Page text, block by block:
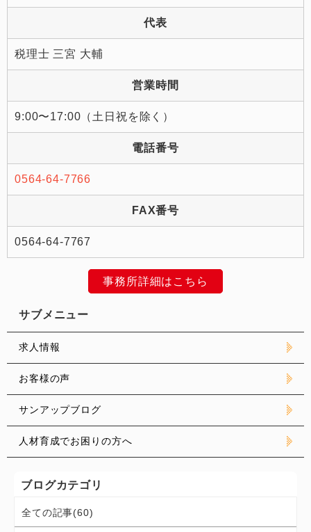
代表
税理士 三宮 大輔
営業時間
9:00〜17:00（土日祝を除く）
電話番号
0564-64-7766
FAX番号
0564-64-7767
事務所詳細はこちら
サブメニュー
求人情報
お客様の声
サンアップブログ
人材育成でお困りの方へ
ブログカテゴリ
全ての記事(60)